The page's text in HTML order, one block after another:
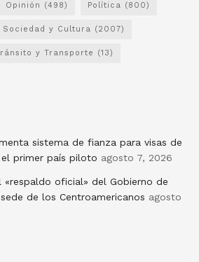
Opinión (498) Política (800)
Sociedad y Cultura (2007)
y Transporte (13)
sistema de fianza para visas de
el primer país piloto agosto 7, 2026
«respaldo oficial» del Gobierno de
de los Centroamericanos agosto